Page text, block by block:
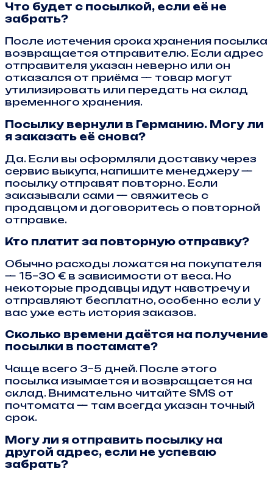
Что будет с посылкой, если её не
забрать?
После истечения срока хранения посылка
возвращается отправителю. Если адрес
отправителя указан неверно или он
отказался от приёма — товар могут
утилизировать или передать на склад
временного хранения.
Посылку вернули в Германию. Могу ли
я заказать её снова?
Да. Если вы оформляли доставку через
сервис выкупа, напишите менеджеру —
посылку отправят повторно. Если
заказывали сами — свяжитесь с
продавцом и договоритесь о повторной
отправке.
Кто платит за повторную отправку?
Обычно расходы ложатся на покупателя
— 15–30 € в зависимости от веса. Но
некоторые продавцы идут навстречу и
отправляют бесплатно, особенно если у
вас уже есть история заказов.
Сколько времени даётся на получение
посылки в постамате?
Чаще всего 3–5 дней. После этого
посылка изымается и возвращается на
склад. Внимательно читайте SMS от
почтомата — там всегда указан точный
срок.
Могу ли я отправить посылку на
другой адрес, если не успеваю
забрать?